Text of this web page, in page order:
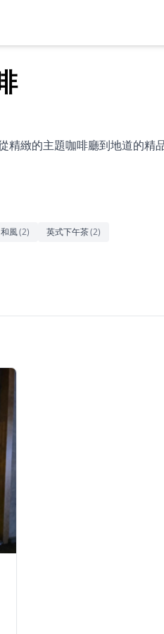
緻的主題咖啡廳到地道的精
和風(2) 英式下午茶(2)